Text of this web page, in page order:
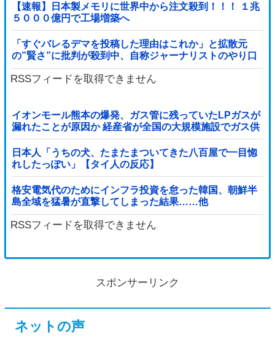
【速報】日本製メモリに世界中から注文殺到！！！ １兆
５０００億円で工場増築へ
「すぐバレるデマを投稿した理由はこれか」と拡散元
の”賢さ”に批判が殺到中、自称ジャーナリストのやり口
というのが……
RSSフィードを取得できません
イオンモール熊本の爆発、ガス管に残っていたLPガスが
漏れたことが原因か 経産省が全国の大規模施設でガス供
給設備の点検要請
日本人「うちの犬、たまたまついてきた八百屋で一目惚
れしたっぽい」【タイ人の反応】
格安電気代のためにインフラ投資を怠った韓国、朝鮮半
島全域を猛暑が直撃してしまった結果……他
RSSフィードを取得できません
スポンサーリンク
ネットの声